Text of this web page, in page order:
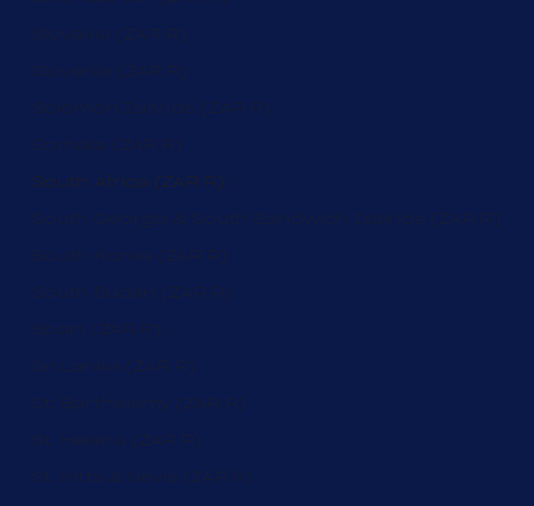
Slovakia (ZAR R)
Slovenia (ZAR R)
Solomon Islands (ZAR R)
Somalia (ZAR R)
South Africa (ZAR R)
South Georgia & South Sandwich Islands (ZAR R)
South Korea (ZAR R)
South Sudan (ZAR R)
Spain (ZAR R)
Sri Lanka (ZAR R)
St. Barthélemy (ZAR R)
St. Helena (ZAR R)
St. Kitts & Nevis (ZAR R)